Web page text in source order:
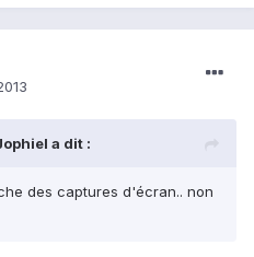
a dit :
des captures d'écran.. non